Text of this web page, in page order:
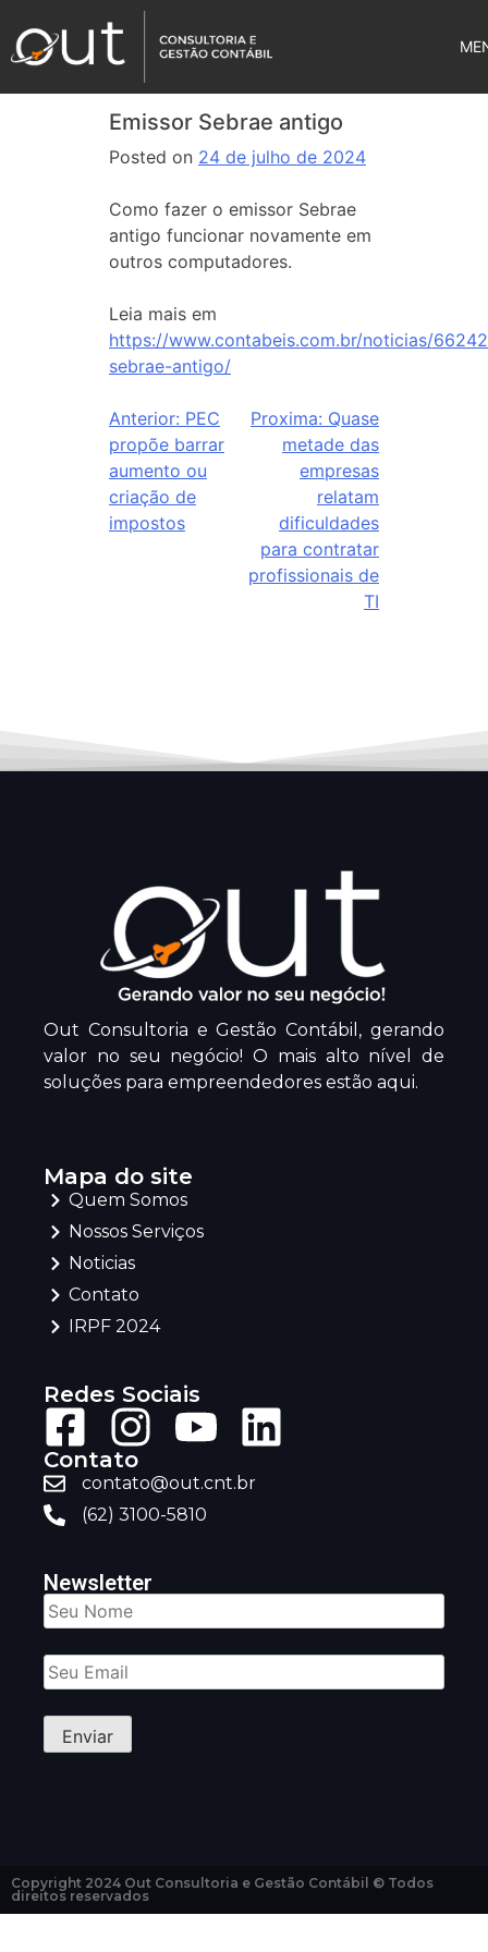
Emissor Sebrae antigo
Posted on 24 de julho de 2024
Como fazer o emissor Sebrae
antigo funcionar novamente em
outros computadores.
Leia mais em
https://www.contabeis.com.br/noticias/
sebrae-antigo/
Anterior: PEC
propõe barrar
aumento ou
criação de
impostos
Proxima: Quase
metade das
empresas
relatam
dificuldades
para contratar
profissionais de
TI
Out Consultoria e Gestão Contábil, gerando
valor no seu negócio! O mais alto nível de
soluções para empreendedores estão aqui.
Mapa do site
Quem Somos
Nossos Serviços
Noticias
Contato
IRPF 2024
Redes Sociais
Contato
contato@out.cnt.br
(62) 3100-5810
Newsletter
Copyright 2024 Out Consultoria e Gestão Contábil © Todos
direitos reservados